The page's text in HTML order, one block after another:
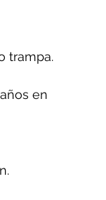
trampa.
en